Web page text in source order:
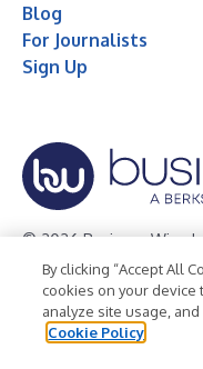
Blog
For Journalists
Sign Up
© 2026 Business Wire,
Privacy Policy Cookie
Terms of Use
Legal
By clicking “Accept All
cookies on your device
analyze site usage,
Cookie Policy